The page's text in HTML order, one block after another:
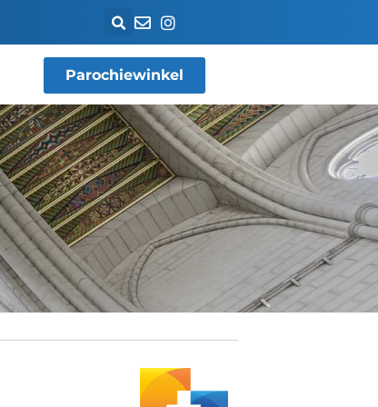
Parochiewinkel